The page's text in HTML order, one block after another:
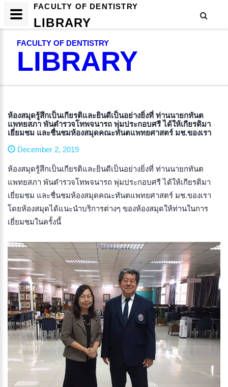
FACULTY OF DENTISTRY
LIBRARY
​ห้องสมุดรู้สึกเป็นเกียรติและยินดีเป็นอย่างยิ่งที่ ท่านนายกทันต
แพทยสภา พันตำรวจโทพจนารถ พุ่มประกอบศรี ได้ให้เกียรติมา
เยี่ยมชม และชื่นชมห้องสมุดคณะทันตแพทยศาสตร์ มช.ของเรา
December 2, 2019
ห้องสมุดรู้สึกเป็นเกียรติและยินดีเป็นอย่างยิ่งที่ ท่านนายกทันต
แพทยสภา พันตำรวจโทพจนารถ พุ่มประกอบศรี ได้ให้เกียรติมา
เยี่ยมชม และชื่นชมห้องสมุดคณะทันตแพทยศาสตร์ มช.ของเรา
โดยห้องสมุดได้แนะนำบริการต่างๆ ของห้องสมุดให้ท่านในการ
เยี่ยมชมในครั้งนี้
FACULTY OF DENTISTRY
LIBRARY